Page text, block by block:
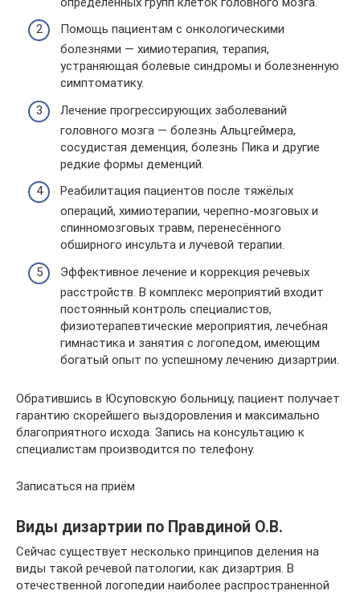
Помощь пациентам с онкологическими
болезнями — химиотерапия, терапия,
устраняющая болевые синдромы и болезненную
симптоматику.
Лечение прогрессирующих заболеваний
головного мозга — болезнь Альцгеймера,
сосудистая деменция, болезнь Пика и другие
редкие формы деменций.
Реабилитация пациентов после тяжёлых
операций, химиотерапии, черепно-мозговых и
спинномозговых травм, перенесённого
обширного инсульта и лучевой терапии.
Эффективное лечение и коррекция речевых
расстройств. В комплекс мероприятий входит
постоянный контроль специалистов,
физиотерапевтические мероприятия, лечебная
гимнастика и занятия с логопедом, имеющим
богатый опыт по успешному лечению дизартрии.
Обратившись в Юсуповскую больницу, пациент получает
гарантию скорейшего выздоровления и максимально
благоприятного исхода. Запись на консультацию к
специалистам производится по телефону.
Записаться на приём
Виды дизартрии по Правдиной О.В.
Сейчас существует несколько принципов деления на
виды такой речевой патологии, как дизартрия. В
отечественной логопедии наиболее распространенной